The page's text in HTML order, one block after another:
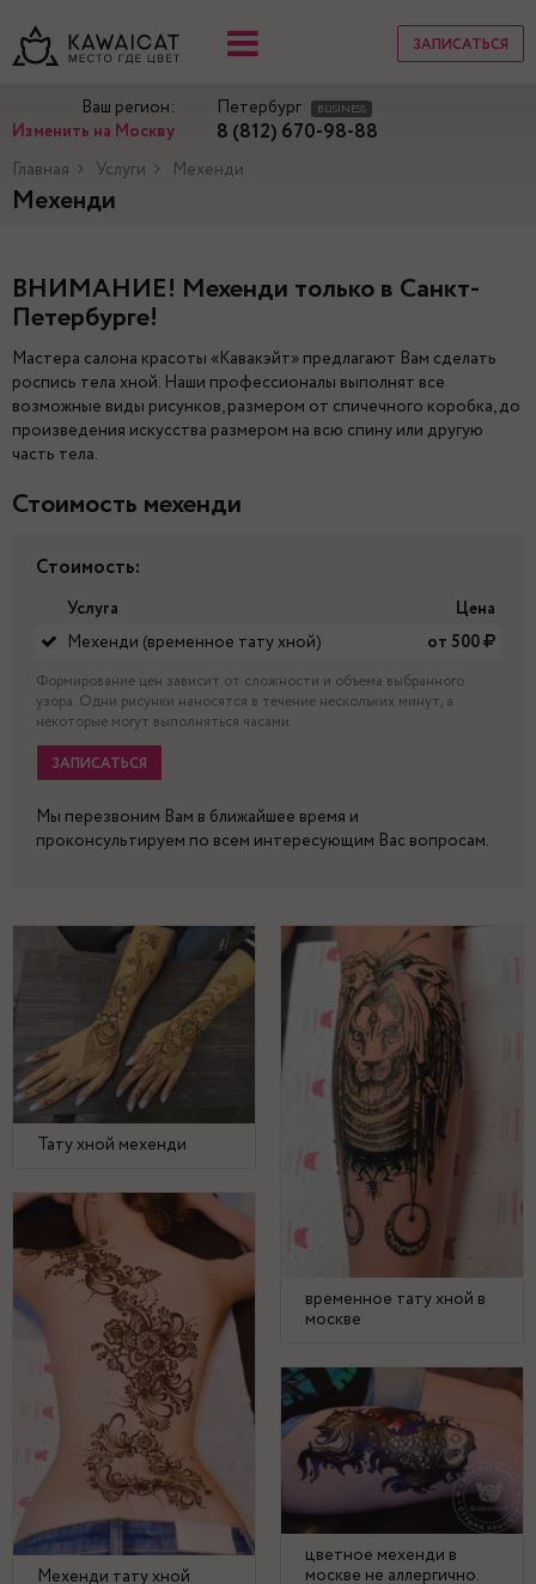
ЗАПИСАТЬСЯ
Ваш регион:
Изменить на Москву
Петербург BUSINESS
8 (812) 670-98-88
Главная Услуги Мехенди
Мехенди
ВНИМАНИЕ! Мехенди только в Санкт-
Петербурге!
Мастера салона красоты «Кавакэйт» предлагают Вам сделать
роспись тела хной. Наши профессионалы выполнят все
возможные виды рисунков, размером от спичечного коробка, до
произведения искусства размером на всю спину или другую
часть тела.
Стоимость мехенди
Стоимость:
Услуга
Цена
Мехенди (временное тату хной)
от 500
Формирование цен зависит от сложности и объема выбранного
узора. Одни рисунки наносятся в течение нескольких минут, а
некоторые могут выполняться часами.
ЗАПИСАТЬСЯ
Мы перезвоним Вам в ближайшее время и
проконсультируем по всем интересующим Вас вопросам.
Тату хной мехенди
временное тату хной в
москве
Мехенди тату хной
цветное мехенди в
москве не аллергично.